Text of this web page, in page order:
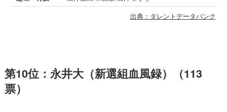
出典：タレントデータバンク
第10位：永井大（新選組血風録）（113
票）